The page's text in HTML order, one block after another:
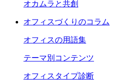
オカムラと共創
オフィスづくりのコラム
オフィスの用語集
テーマ別コンテンツ
オフィスタイプ診断